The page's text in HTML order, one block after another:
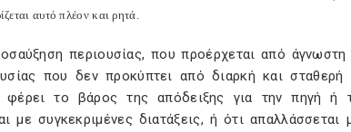
αυτό πλέον και ρητά.
περιουσίας, που προέρχεται από άγνωστη
που δεν προκύπτει από διαρκή και σταθερή
το βάρος της απόδειξης για την πηγή ή
συγκεκριμένες διατάξεις, ή ότι απαλλάσσεται